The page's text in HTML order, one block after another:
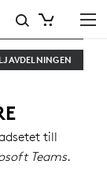
till
Teams.